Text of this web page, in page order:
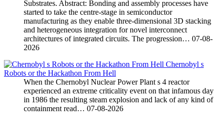
Substrates. Abstract: Bonding and assembly processes have
started to take the centre-stage in semiconductor
manufacturing as they enable three-dimensional 3D stacking
and heterogeneous integration for novel interconnect
architectures of integrated circuits. The progression… 07-08-
2026
Chernobyl s
Robots or the Hackathon From Hell
When the Chernobyl Nuclear Power Plant s 4 reactor
experienced an extreme criticality event on that infamous day
in 1986 the resulting steam explosion and lack of any kind of
containment read… 07-08-2026